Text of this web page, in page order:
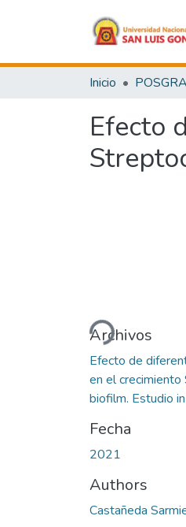
Inicio
Efecto
Cargando...
Archivos
Efecto de
en el
biofilm. Estudio
Fecha
2021
Authors
Castañeda